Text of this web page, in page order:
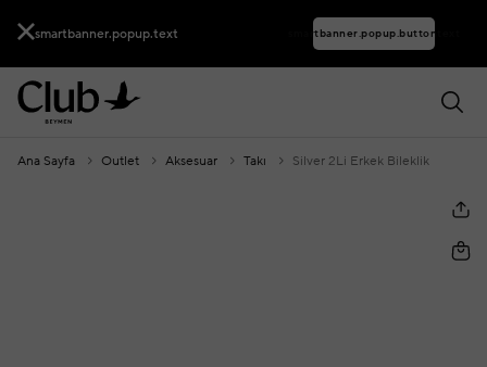
smartbanner.popup.text smartbanner.popup.buttontext
Ana Sayfa Outlet Aksesuar Takı Silver 2Li Erkek Bileklik